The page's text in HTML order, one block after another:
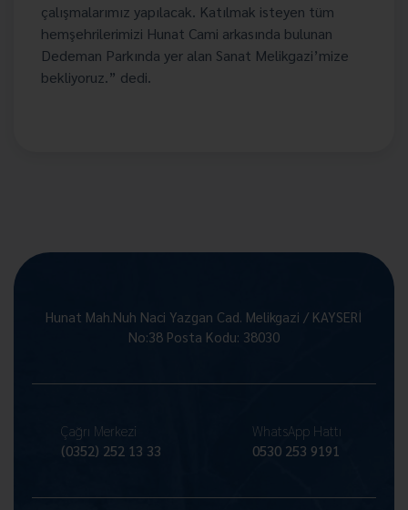
çalışmalarımız yapılacak. Katılmak isteyen tüm
hemşehrilerimizi Hunat Cami arkasında bulunan
Dedeman Parkında yer alan Sanat Melikgazi’mize
bekliyoruz.” dedi.
Hunat Mah.Nuh Naci Yazgan Cad. Melikgazi / KAYSERİ
No:38 Posta Kodu: 38030
Çağrı Merkezi
(0352) 252 13 33
WhatsApp Hattı
0530 253 9191